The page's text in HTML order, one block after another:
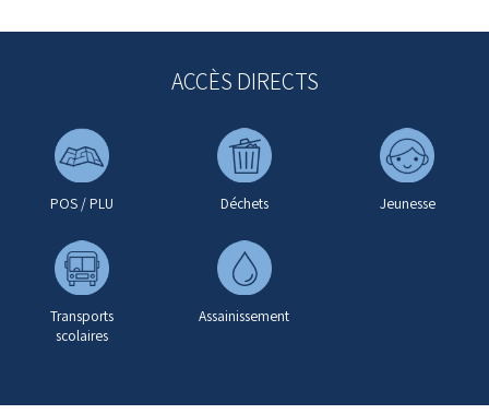
ACCÈS DIRECTS
POS / PLU Déchets Jeunesse
Transports
scolaires
Assainissement